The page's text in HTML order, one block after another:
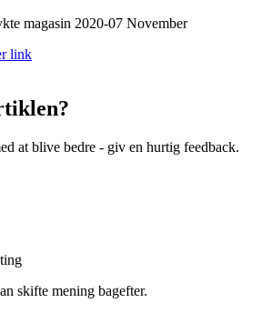
magasin 2020-07 November
link
at blive bedre - giv en hurtig feedback.
skifte mening bagefter.